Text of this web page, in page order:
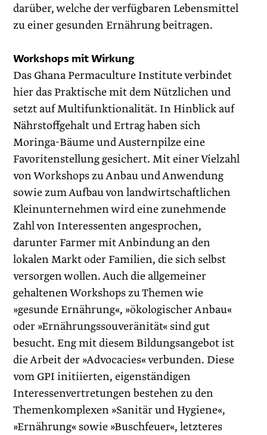
darüber, welche der verfügbaren Lebensmittel
zu einer gesunden Ernährung beitragen.
Workshops mit Wirkung
Das Ghana Permaculture Institute verbindet
hier das Praktische mit dem Nützlichen und
setzt auf Multifunktionalität. In Hinblick auf
Nährstoffgehalt und Ertrag haben sich
Moringa-Bäume und Austernpilze eine
Favoritenstellung gesichert. Mit einer Vielzahl
von Workshops zu Anbau und Anwendung
sowie zum Aufbau von landwirtschaftlichen
Kleinunternehmen wird eine zunehmende
Zahl von Inter­essenten angesprochen,
darunter Farmer mit Anbindung an den
lokalen Markt oder Familien, die sich selbst
versorgen wollen. Auch die allgemeiner
gehaltenen Workshops zu Themen wie
»gesunde Ernährung«, »ökologischer Anbau«
oder »Ernährungssouveränität« sind gut
besucht. Eng mit diesem Bildungsangebot ist
die Arbeit der »Advocacies« verbunden. Diese
vom GPI initiierten, eigenständigen
Interessenvertretungen bestehen zu den
Themenkomplexen »Sanitär und Hygiene«,
»Ernährung« sowie »Buschfeuer«, letzteres